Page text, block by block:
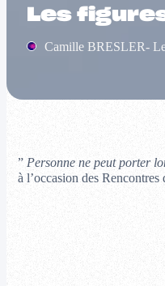
Les
Camille BRESLER-
” Personne ne peut porter
à l’occasion des